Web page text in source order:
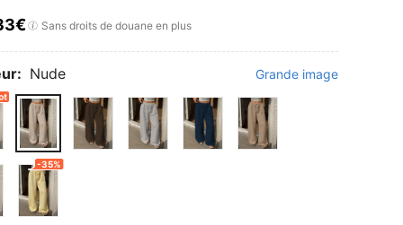
AND AVAILABILITY
Sans droits de douane en plus
Nude Grande image
-35%